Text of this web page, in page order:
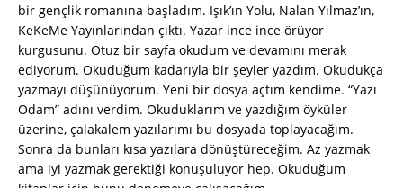
bir gençlik romanına başladım. Işık’ın Yolu, Nalan Yılmaz’ın,
KeKeMe Yayınlarından çıktı. Yazar ince ince örüyor
kurgusunu. Otuz bir sayfa okudum ve devamını merak
ediyorum. Okuduğum kadarıyla bir şeyler yazdım. Okudukça
yazmayı düşünüyorum. Yeni bir dosya açtım kendime. “Yazı
Odam” adını verdim. Okuduklarım ve yazdığım öyküler
üzerine, çalakalem yazılarımı bu dosyada toplayacağım.
Sonra da bunları kısa yazılara dönüştüreceğim. Az yazmak
ama iyi yazmak gerektiği konuşuluyor hep. Okuduğum